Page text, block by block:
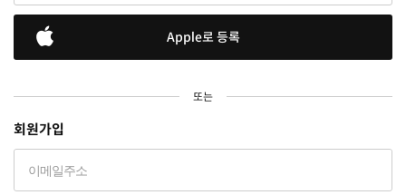
Apple로 등록
또는
회원가입